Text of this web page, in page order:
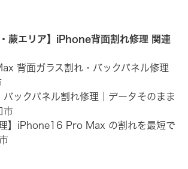
蕨エリア】iPhone背面割れ修理 関連
背面ガラス割れ・バックパネル修理
ックパネル割れ修理｜データそのまま
市
理】iPhone16 Pro Max の割れを最短で